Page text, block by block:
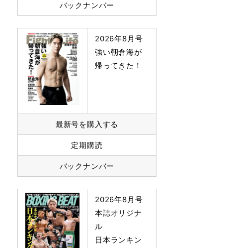
バックナンバー
2026年8月号
強い朝倉海が
帰ってきた！
最新号を購入する
定期購読
バックナンバー
2026年8月号
本誌オリジナ
ル
日本ランキン